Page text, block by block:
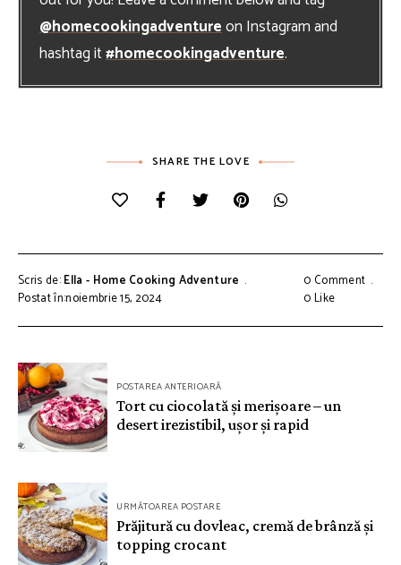
@homecookingadventureon Instagram and
hashtag it#homecookingadventure.
SHARE THE LOVE
Scris de:Ella - Home Cooking Adventure
Postat în:noiembrie 15, 2024
0 Comment
0Like
Navigare
în
articole
POSTAREA ANTERIOARĂ
Tort cu ciocolată și merișoare – un
desert irezistibil, ușor și rapid
URMĂTOAREA POSTARE
Prăjitură cu dovleac, cremă de brânză și
topping crocant